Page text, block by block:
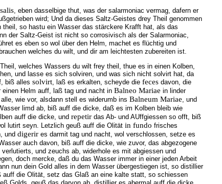
salis, eben dasselbige thut, was der salarmoniac vermag, dafern er
wird; Und da dieses Saltz-Geistes drey Theil genommen
theil, so hastu ein Wasser das stärckere Krafft hat, als das
der Saltz-Geist ist nicht so corrosivisch als der Salarmoniac,
es eben so wol über den Helm, machet es flüchtig und
welches du wilt, und dir am leichtesten zubereiten ist.
welches Wassers du wilt frey theil, thue es in einen Kolben,
und lasse es sich solviren, und was sich nicht solvirt hat, da
biß alles solvirt , laß es erkalten, scheyde die feces davon, die
Helm auff, laß tag und nacht in Balneo Mariae in linder
alle, wie vor, alsdann stell es widerumb ins Balneum Mariae , und
limd ab, biß auff die dicke, daß es im Kolben bleib wie
auff die dicke, und repetir das Ab- und AUffgiessen so offt, biß
lutirt seyn. Letzlich geuß auff die Olität in fundo frisches
und digerir es darmit tag und nacht, wol verschlossen, setze es
auch davon, biß auff die dicke, wie zuvor, das abgezogene
und zeuchs ab, widerhole es mit abgiessen und
doch mercke, daß du das Wasser immer in einer jeden Arbeit
nun dein Gold alles in dem Wasser übergestiegen ist, so distillier
auff die Olität, setz das Glaß an eine kalte statt, so schiessen